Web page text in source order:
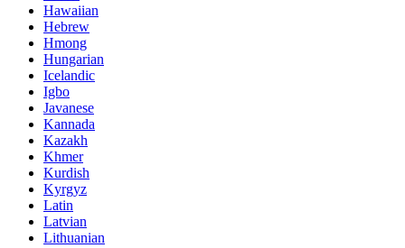
Hawaiian
Hebrew
Hmong
Hungarian
Icelandic
Igbo
Javanese
Kannada
Kazakh
Khmer
Kurdish
Kyrgyz
Latin
Latvian
Lithuanian